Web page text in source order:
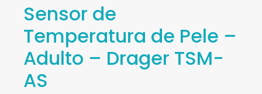
Sensor de
Temperatura de Pele –
Adulto – Drager TSM-
AS